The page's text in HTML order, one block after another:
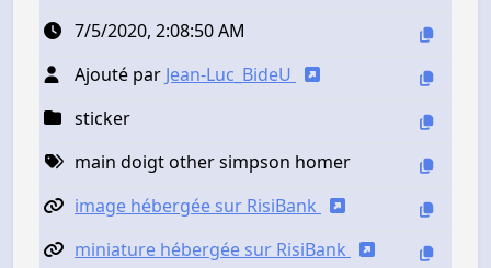
7/5/2020, 2:08:50 AM
Ajouté par Jean-Luc_BideU
sticker
main doigt other simpson homer
image hébergée sur RisiBank
miniature hébergée sur RisiBank